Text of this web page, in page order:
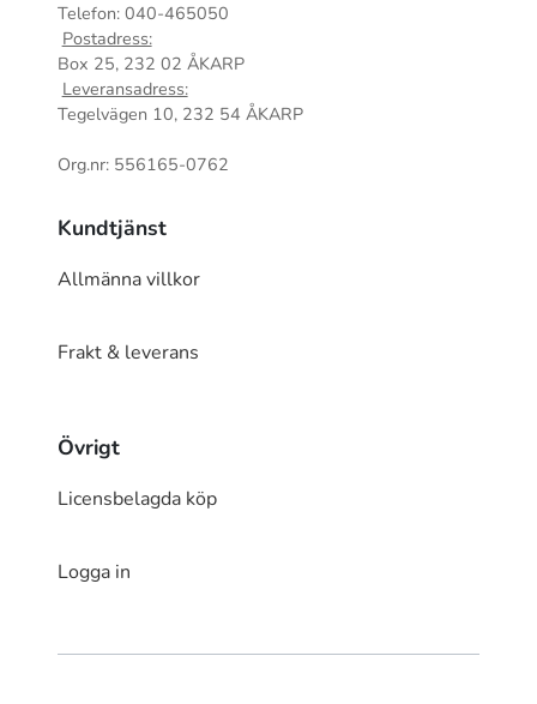
Telefon: 040-465050
Postadress:
Box 25, 232 02 ÅKARP
Leveransadress:
Tegelvägen 10, 232 54 ÅKARP
Org.nr: 556165-0762
Kundtjänst
Allmänna villkor
Frakt & leverans
Övrigt
Licensbelagda köp
Logga in